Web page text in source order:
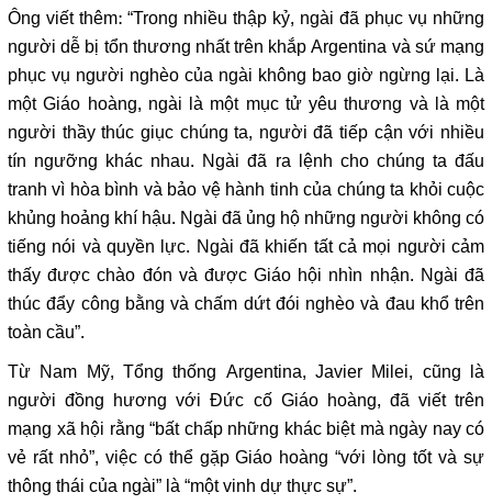
Ông viết thêm: “Trong nhiều thập kỷ, ngài đã phục vụ những
người dễ bị tổn thương nhất trên khắp Argentina và sứ mạng
phục vụ người nghèo của ngài không bao giờ ngừng lại. Là
một Giáo hoàng, ngài là một mục tử yêu thương và là một
người thầy thúc giục chúng ta, người đã tiếp cận với nhiều
tín ngưỡng khác nhau. Ngài đã ra lệnh cho chúng ta đấu
tranh vì hòa bình và bảo vệ hành tinh của chúng ta khỏi cuộc
khủng hoảng khí hậu. Ngài đã ủng hộ những người không có
tiếng nói và quyền lực. Ngài đã khiến tất cả mọi người cảm
thấy được chào đón và được Giáo hội nhìn nhận. Ngài đã
thúc đẩy công bằng và chấm dứt đói nghèo và đau khổ trên
toàn cầu”.
Từ Nam Mỹ, Tổng thống Argentina, Javier Milei, cũng là
người đồng hương với Đức cố Giáo hoàng, đã viết trên
mạng xã hội rằng “bất chấp những khác biệt mà ngày nay có
vẻ rất nhỏ”, việc có thể gặp Giáo hoàng “với lòng tốt và sự
thông thái của ngài” là “một vinh dự thực sự”.